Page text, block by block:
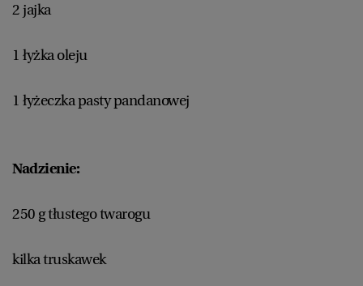
2 jajka
1 łyżka oleju
1 łyżeczka pasty pandanowej
Nadzienie:
250 g tłustego twarogu
kilka truskawek